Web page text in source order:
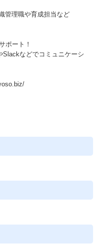
管理職や育成担当など
ポート！
Slackなどでコミュニケーシ